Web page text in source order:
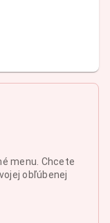
menu. Chcete
obľúbenej